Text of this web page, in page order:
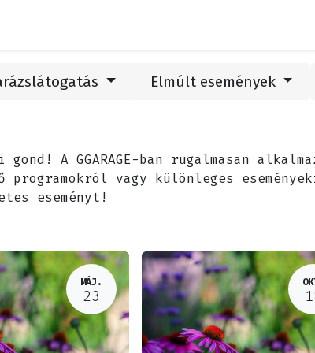
Elmúlt események
gond! A GGARAGE-ban rugalmasan
programokról vagy különleges
eseményt!
MÁJ.
23